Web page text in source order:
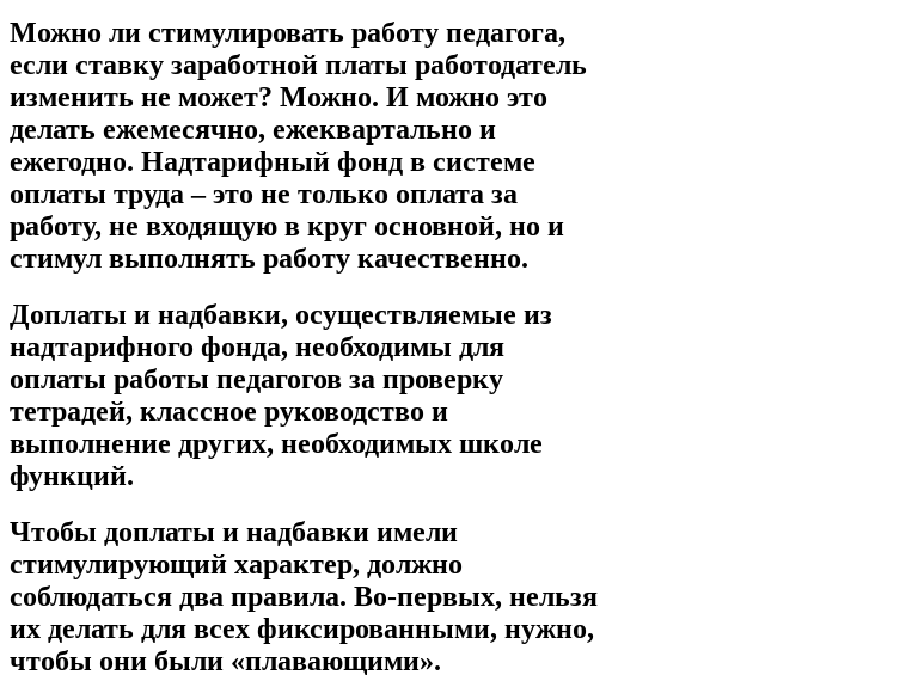
Можно ли стимулировать работу педагога,
если ставку заработной платы работодатель
изменить не может? Можно. И можно это
делать ежемесячно, ежеквартально и
ежегодно. Надтарифный фонд в системе
оплаты труда – это не только оплата за
работу, не входящую в круг основной, но и
стимул выполнять работу качественно.
Доплаты и надбавки, осуществляемые из
надтарифного фонда, необходимы для
оплаты работы педагогов за проверку
тетрадей, классное руководство и
выполнение других, необходимых школе
функций.
Чтобы доплаты и надбавки имели
стимулирующий характер, должно
соблюдаться два правила. Во-первых, нельзя
их делать для всех фиксированными, нужно,
чтобы они были «плавающими».